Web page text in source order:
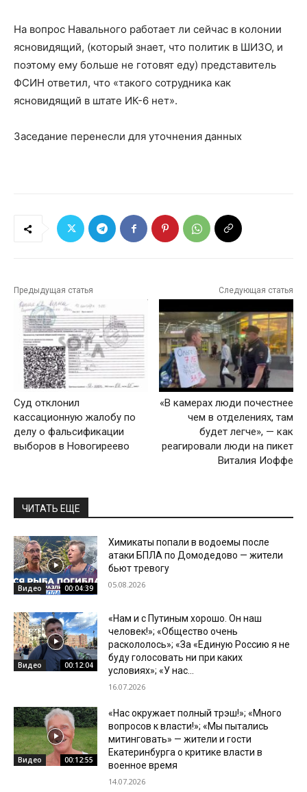
На вопрос Навального работает ли сейчас в колонии
ясновидящий, (который знает, что политик в ШИЗО, и
поэтому ему больше не готовят еду) представитель
ФСИН ответил, что «такого сотрудника как
ясновидящий в штате ИК-6 нет».
Заседание перенесли для уточнения данных
Предыдущая статья
Суд отклонил
кассационную жалобу по
делу о фальсификации
выборов в Новогиреево
Следующая статья
«В камерах люди почестнее
чем в отделениях, там
будет легче», — как
реагировали люди на пикет
Виталия Иоффе
ЧИТАТЬ ЕЩЕ
Видео 00:04:39
Химикаты попали в водоемы после
атаки БПЛА по Домодедово — жители
бьют тревогу
05.08.2026
Видео 00:12:04
«Нам и с Путиным хорошо. Он наш
человек!»; «Общество очень
раскололось»; «За «Единую Россию я не
буду голосовать ни при каких
условиях»; «У нас...
16.07.2026
Видео 00:12:55
«Нас окружает полный трэш!»; «Много
вопросов к власти!»; «Мы пытались
митинговать» — жители и гости
Екатеринбурга о критике власти в
военное время
14.07.2026